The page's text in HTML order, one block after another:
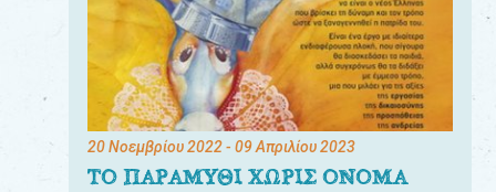
20 Νοεμβρίου 2022- 09 Απριλίου 2023
ΤΟ ΠΑΡΑΜΥΘΙ ΧΩΡΙΣ ΟΝΟΜΑ